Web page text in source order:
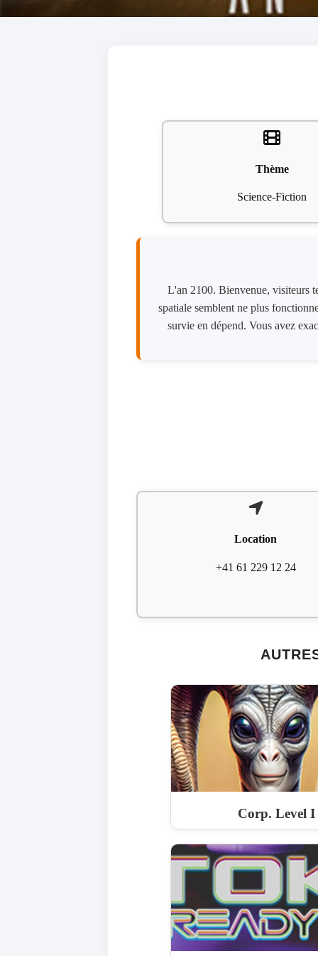
Thème
Science-Fiction
L'an 2100. Bienvenue, visiteurs
spatiale semblent ne plus
survie en dépend. Vous avez
Location
+41 61 229 12 24
Corp. Level I